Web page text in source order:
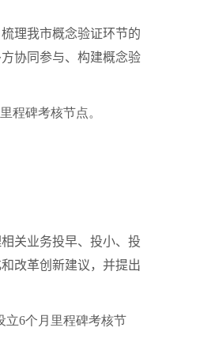
理我市概念验证环节的
协同参与、构建概念验
程碑考核节点。
关业务投早、投小、投
改革创新建议，并提出
立6个月里程碑考核节